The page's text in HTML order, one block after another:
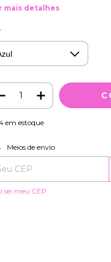
mais detalhes
em estoque
para o CEP:
Meios de envio
sei meu CEP